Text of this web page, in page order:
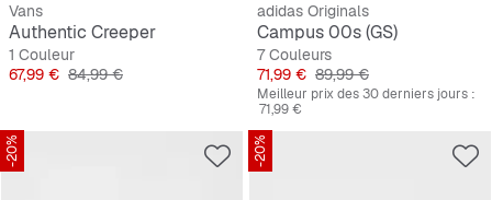
Vans
Authentic Creeper
1 Couleur
Prix
67,99 € Prix original
84,99 €
adidas Originals
Campus 00s (GS)
7 Couleurs
Prix
71,99 € Prix original
89,99 €
Meilleur prix des 30 derniers jours :
71,99 €
-20% -20%